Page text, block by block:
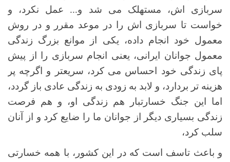
سربازی اش، مستهلک می شد و... عمل نکرد، و
خواست تا سربازی اش را در موعد مقرر و در روش
معمول خود انجام داده، یکی از موانع بزرگ زندگی
معمول جوانان ایرانی، یعنی انجام سربازی را از پیش
پای زندگی خود احساس می کرد، سریعتر و اگرچه پر
هزینه تر بردارد، و لابد به زودی به زندگی عادی باز گردد،
اما این جنگ خسارتبار هم زندگی او، و هم فرصت
زندگی بسیاری دیگر از جوانان ما را ضایع کرد و از آنان
سلب کرد،
و باعث تاسف است که در این کشور، با همه خسارتی